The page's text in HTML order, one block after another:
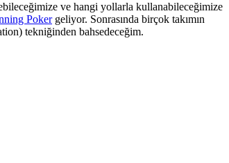
ve hangi yollarla kullanabileceğimize
Pokergeliyor. Sonrasında birçok takımın
tekniğinden bahsedeceğim.